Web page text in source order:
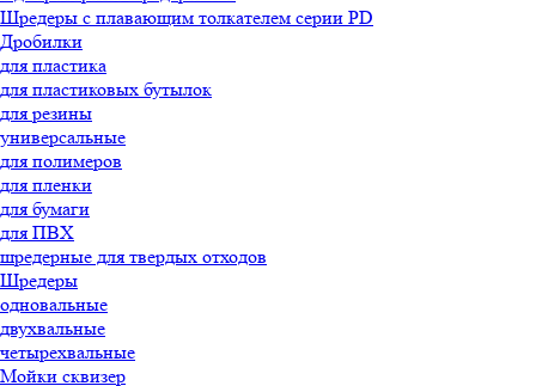
Шредеры с плавающим толкателем серии PD
Дробилки
для пластика
для пластиковых бутылок
для резины
универсальные
для полимеров
для пленки
для бумаги
для ПВХ
шредерные для твердых отходов
Шредеры
одновальные
двухвальные
четырехвальные
Мойки сквизер